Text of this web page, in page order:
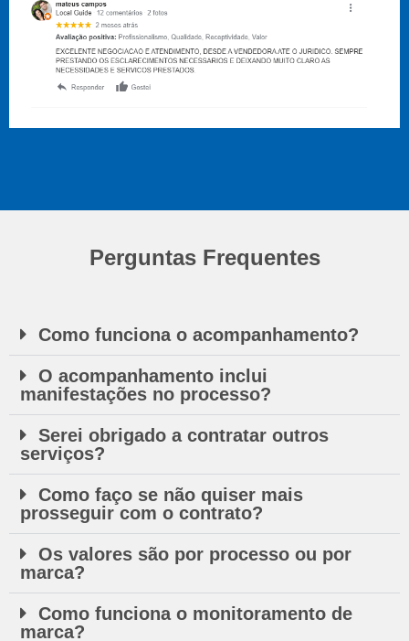
Perguntas Frequentes
Como funciona o acompanhamento?
O acompanhamento inclui
manifestações no processo?
Serei obrigado a contratar outros
serviços?
Como faço se não quiser mais
prosseguir com o contrato?
Os valores são por processo ou por
marca?
Como funciona o monitoramento de
marca?